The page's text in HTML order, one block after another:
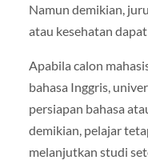
Namun demikian,
atau kesehatan
Apabila calon
bahasa Inggris,
persiapan bahasa
demikian, pelajar
melanjutkan studi